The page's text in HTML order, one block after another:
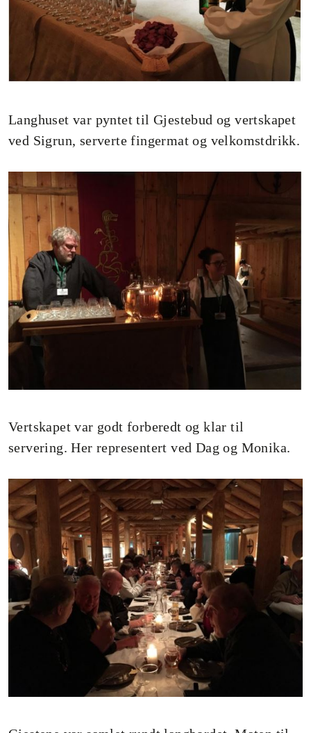
Langhuset var pyntet til Gjestebud og vertskapet
ved Sigrun, serverte fingermat og velkomstdrikk.
Vertskapet var godt forberedt og klar til
servering. Her representert ved Dag og Monika.